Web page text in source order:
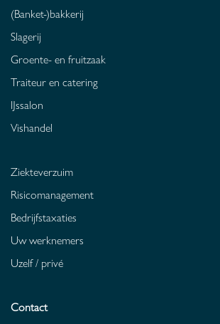
(Banket-)bakkerij
Slagerij
Groente- en fruitzaak
Traiteur en catering
IJssalon
Vishandel
Ziekteverzuim
Risicomanagement
Bedrijfstaxaties
Uw werknemers
Uzelf / privé
Contact